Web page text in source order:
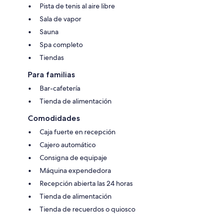
Pista de tenis al aire libre
Sala de vapor
Sauna
Spa completo
Tiendas
Para familias
Bar-cafetería
Tienda de alimentación
Comodidades
Caja fuerte en recepción
Cajero automático
Consigna de equipaje
Máquina expendedora
Recepción abierta las 24 horas
Tienda de alimentación
Tienda de recuerdos o quiosco